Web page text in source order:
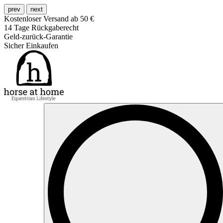
prev next
Kostenloser Versand ab 50 €
14 Tage Rückgaberecht
Geld-zurück-Garantie
Sicher Einkaufen